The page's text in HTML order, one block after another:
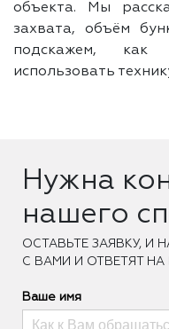
объекта. Мы
захвата, объём
подскажем, как
использовать
Нужна
нашего
ОCТАВЬТЕ ЗАЯВКУ, И
С ВАМИ И ОТВЕТЯТ
Ваше имя